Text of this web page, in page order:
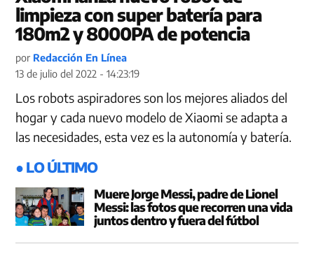
limpieza con super batería para
180m2 y 8000PA de potencia
por Redacción En Línea
13 de julio del 2022 - 14:23:19
Los robots aspiradores son los mejores aliados del
hogar y cada nuevo modelo de Xiaomi se adapta a
las necesidades, esta vez es la autonomía y batería.
● LO ÚLTIMO
Muere Jorge Messi, padre de Lionel
Messi: las fotos que recorren una vida
juntos dentro y fuera del fútbol